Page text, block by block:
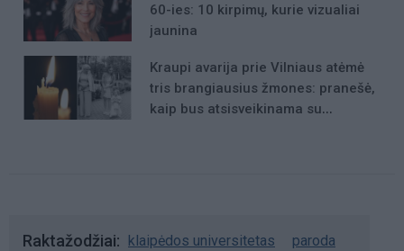
60-ies: 10 kirpimų, kurie vizualiai
jaunina
Kraupi avarija prie Vilniaus atėmė
tris brangiausius žmones: pranešė,
kaip bus atsisveikinama su
Raktažodžiai klaipėdos universitetas paroda